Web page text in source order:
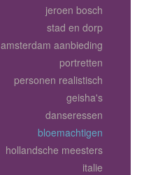
jeroen bosch
stad en dorp
amsterdam aanbieding
portretten
personen realistisch
geisha's
danseressen
bloemachtigen
hollandsche meesters
italie